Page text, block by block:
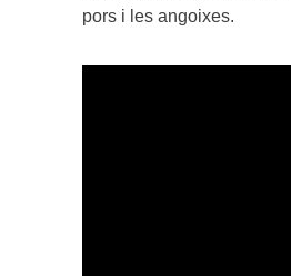
pors i les angoixes.